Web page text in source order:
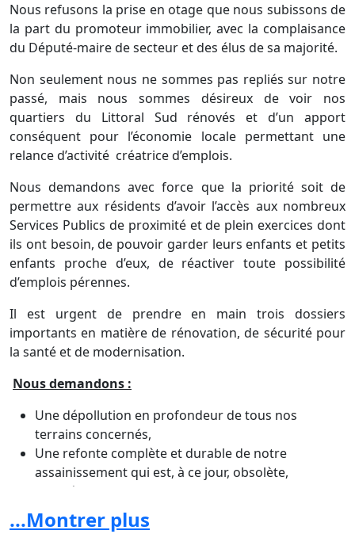
Nous refusons la prise en otage que nous subissons de
la part du promoteur immobilier, avec la complaisance
du Député-maire de secteur et des élus de sa majorité.
Non seulement nous ne sommes pas repliés sur notre
passé, mais nous sommes désireux de voir nos
quartiers du Littoral Sud rénovés et d’un apport
conséquent pour l’économie locale permettant une
relance d’activité créatrice d’emplois.
Nous demandons avec force que la priorité soit de
permettre aux résidents d’avoir l’accès aux nombreux
Services Publics de proximité et de plein exercices dont
ils ont besoin, de pouvoir garder leurs enfants et petits
enfants proche d’eux, de réactiver toute possibilité
d’emplois pérennes.
Il est urgent de prendre en main trois dossiers
importants en matière de rénovation, de sécurité pour
la santé et de modernisation.
Nous demandons :
Une dépollution en profondeur de tous nos
terrains concernés,
Une refonte complète et durable de notre
assainissement qui est, à ce jour, obsolète,
Des décisions rapides et efficaces en faveur de la
circulation et des Transports Collectifs.
...Montrer plus